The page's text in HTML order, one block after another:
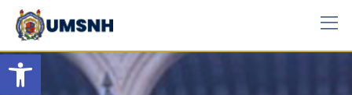
Open toolbar
Skip
content